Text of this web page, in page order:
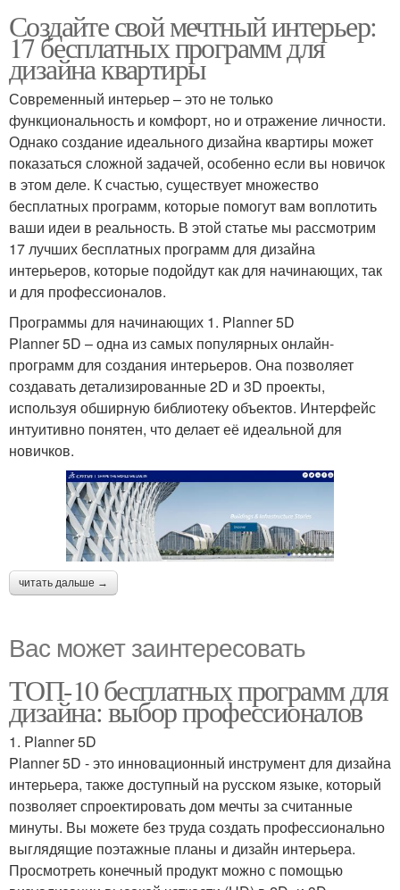
Создайте свой мечтный интерьер:
17 бесплатных программ для
дизайна квартиры
Современный интерьер – это не только
функциональность и комфорт, но и отражение личности.
Однако создание идеального дизайна квартиры может
показаться сложной задачей, особенно если вы новичок
в этом деле. К счастью, существует множество
бесплатных программ, которые помогут вам воплотить
ваши идеи в реальность. В этой статье мы рассмотрим
17 лучших бесплатных программ для дизайна
интерьеров, которые подойдут как для начинающих, так
и для профессионалов.
Программы для начинающих 1. Planner 5D
Planner 5D – одна из самых популярных онлайн-
программ для создания интерьеров. Она позволяет
создавать детализированные 2D и 3D проекты,
используя обширную библиотеку объектов. Интерфейс
интуитивно понятен, что делает её идеальной для
новичков.
читать дальше →
Вас может заинтересовать
ТОП-10 бесплатных программ для
дизайна: выбор профессионалов
1. Planner 5D
Planner 5D - это инновационный инструмент для дизайна
интерьера, также доступный на русском языке, который
позволяет спроектировать дом мечты за считанные
минуты. Вы можете без труда создать профессионально
выглядящие поэтажные планы и дизайн интерьера.
Просмотреть конечный продукт можно с помощью